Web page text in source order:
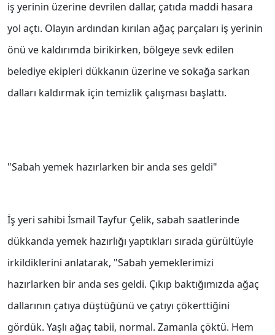
iş yerinin üzerine devrilen dallar, çatıda maddi hasara
yol açtı. Olayın ardından kırılan ağaç parçaları iş yerinin
önü ve kaldırımda birikirken, bölgeye sevk edilen
belediye ekipleri dükkanın üzerine ve sokağa sarkan
dalları kaldırmak için temizlik çalışması başlattı.
"Sabah yemek hazırlarken bir anda ses geldi"
İş yeri sahibi İsmail Tayfur Çelik, sabah saatlerinde
dükkanda yemek hazırlığı yaptıkları sırada gürültüyle
irkildiklerini anlatarak, "Sabah yemeklerimizi
hazırlarken bir anda ses geldi. Çıkıp baktığımızda ağaç
dallarının çatıya düştüğünü ve çatıyı çökerttiğini
gördük. Yaşlı ağaç tabii, normal. Zamanla çöktü. Hem